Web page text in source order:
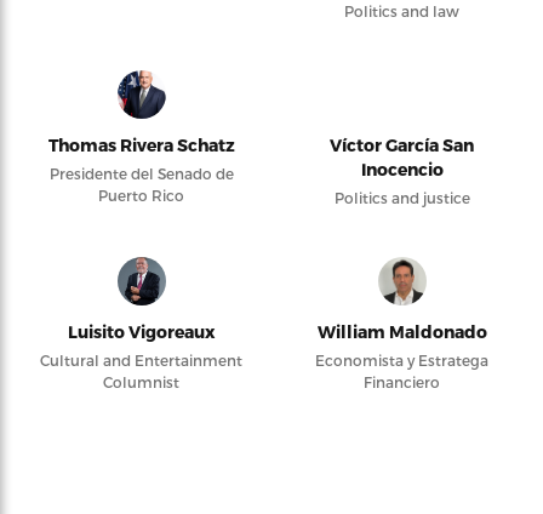
Politics and law
Thomas Rivera Schatz
Presidente del Senado de
Puerto Rico
Víctor García San
Inocencio
Politics and justice
Luisito Vigoreaux
Cultural and Entertainment
Columnist
William Maldonado
Economista y Estratega
Financiero